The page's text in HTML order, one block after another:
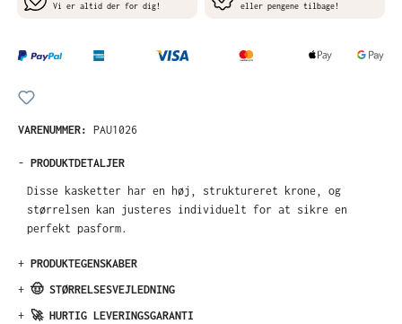
Vi er altid der for dig!
eller pengene tilbage!
VARENUMMER: PAU1026
- PRODUKTDETALJER
Disse kasketter har en høj, struktureret krone, og
størrelsen kan justeres individuelt for at sikre en
perfekt pasform.
+ PRODUKTEGENSKABER
+ 🤠 STØRRELSESVEJLEDNING
+ 🚀 HURTIG LEVERINGSGARANTI